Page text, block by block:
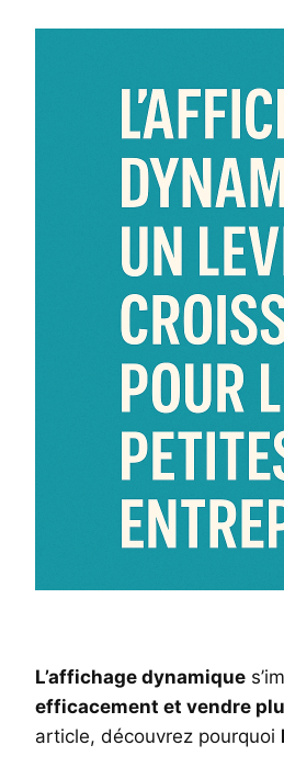
L’affichage dynamique
efficacement et vendre
article, découvrez pourquoi